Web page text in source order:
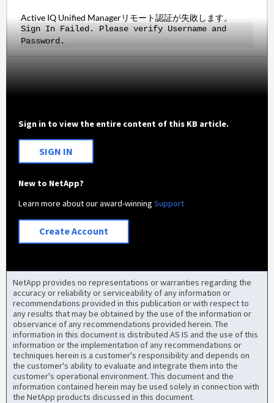
Active IQ Unified Managerリモート認証が失敗します。
Sign In Failed. Please verify Username and
Password.
Sign in to view the entire content of this KB article.
SIGN IN
New to NetApp?
Learn more about our award-winningSupport
Create Account
NetApp provides no representations or warranties regarding the
accuracy or reliability or serviceability of any information or
recommendations provided in this publication or with respect to
any results that may be obtained by the use of the information or
observance of any recommendations provided herein. The
information in this document is distributed AS IS and the use of this
information or the implementation of any recommendations or
techniques herein is a customer's responsibility and depends on
the customer's ability to evaluate and integrate them into the
customer's operational environment. This document and the
information contained herein may be used solely in connection with
the NetApp products discussed in this document.